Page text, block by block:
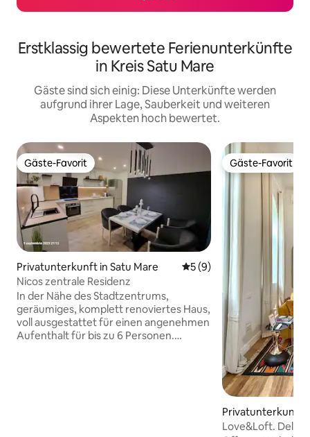
Erstklassig bewertete Ferienunterkünfte
in Kreis Satu Mare
Gäste sind sich einig: Diese Unterkünfte werden
aufgrund ihrer Lage, Sauberkeit und weiteren
Aspekten hoch bewertet.
Gäste-Favorit
Gäste-Favorit
Privatunterkunft in Satu Mare Durchschnittliche
5 (9)
Nicos zentrale Residenz
In der Nähe des Stadtzentrums,
geräumiges, komplett renoviertes Haus,
voll ausgestattet für einen angenehmen
Aufenthalt für bis zu 6 Personen.
Gäste-Favorit
Gäste-Favorit
Privatunterkunft
Love&Loft.